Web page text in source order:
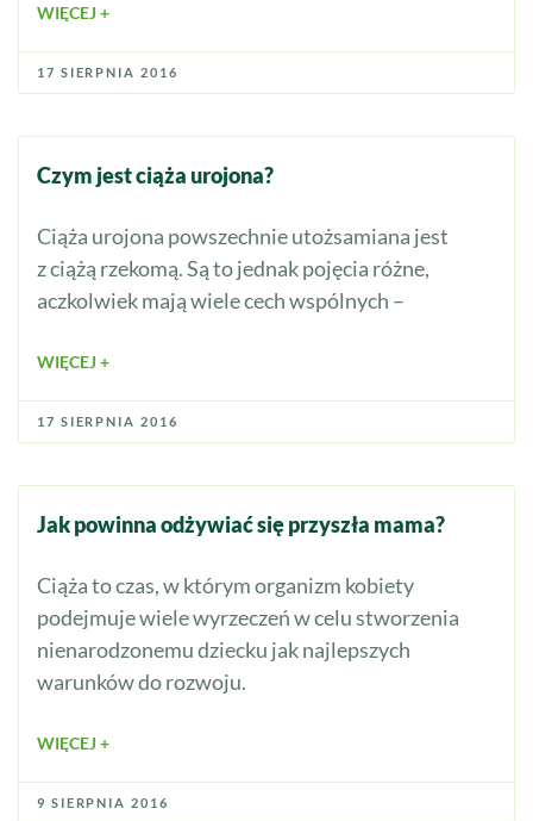
WIĘCEJ +
17 SIERPNIA 2016
Czym jest ciąża urojona?
Ciąża urojona powszechnie utożsamiana jest
z ciążą rzekomą. Są to jednak pojęcia różne,
aczkolwiek mają wiele cech wspólnych –
WIĘCEJ +
17 SIERPNIA 2016
Jak powinna odżywiać się przyszła mama?
Ciąża to czas, w którym organizm kobiety
podejmuje wiele wyrzeczeń w celu stworzenia
nienarodzonemu dziecku jak najlepszych
warunków do rozwoju.
WIĘCEJ +
9 SIERPNIA 2016